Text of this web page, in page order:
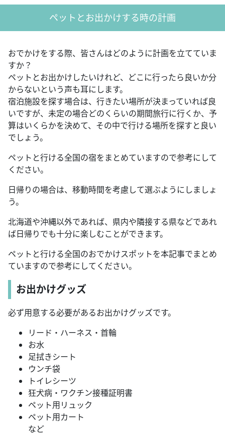
ペットとお出かけする時の計画
おでかけをする際、皆さんはどのように計画を立てていま
すか？
ペットとお出かけしたいけれど、どこに行ったら良いか分
からないという声も耳にします。
宿泊施設を探す場合は、行きたい場所が決まっていれば良
いですが、未定の場合どのくらいの期間旅行に行くか、予
算はいくらかを決めて、その中で行ける場所を探すと良い
でしょう。
ペットと行ける全国の宿をまとめていますので参考にして
ください。
日帰りの場合は、移動時間を考慮して選ぶようにしましょ
う。
北海道や沖縄以外であれば、県内や隣接する県などであれ
ば日帰りでも十分に楽しむことができます。
ペットと行ける全国のおでかけスポットを本記事でまとめ
ていますので参考にしてください。
お出かけグッズ
必ず用意する必要があるお出かけグッズです。
リード・ハーネス・首輪
お水
足拭きシート
ウンチ袋
トイレシーツ
狂犬病・ワクチン接種証明書
ペット用リュック
ペット用カート
など